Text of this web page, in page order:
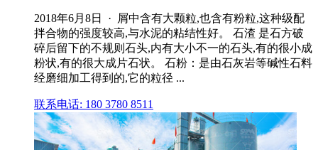
2018年6月8日 · 屑中含有大颗粒,也含有粉粒,这种级配
拌合物的强度较高,与水泥的粘结性好。 石渣 是石方破
碎后留下的不规则石头,内有大小不一的石头,有的很小成
粉状,有的很大成片石状。 石粉：是由石灰岩等碱性石料
经磨细加工得到的,它的粒径 ...
联系电话: 180 3780 8511